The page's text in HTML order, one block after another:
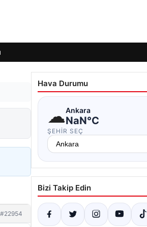
#22954
Hava Durumu
☁Ankara
NaN°C
ŞEHIR SEÇ
Bizi Takip Edin